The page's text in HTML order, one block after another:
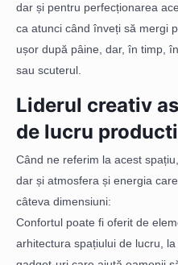
dar și pentru perfecționarea
ca atunci când înveți să mergi
ușor după pâine, dar, în timp,
sau scuterul.
Liderul creativ
de lucru
Când ne referim la acest
dar și atmosfera și energia
câteva dimensiuni:
Confortul poate fi oferit de
arhitectura spațiului de lucru,